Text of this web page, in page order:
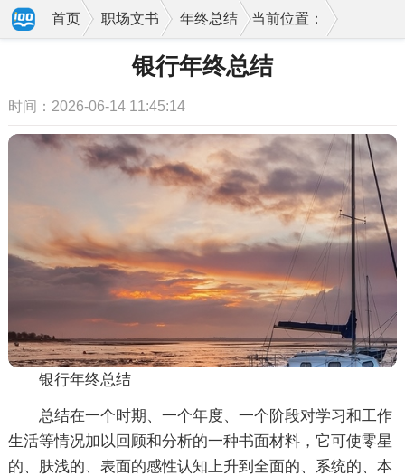
当前位置：
首页 职场文书 年终总结
银行年终总结
时间：2026-06-14 11:45:14
银行年终总结
总结在一个时期、一个年度、一个阶段对学习和工作
生活等情况加以回顾和分析的一种书面材料，它可使零星
的、肤浅的、表面的感性认知上升到全面的、系统的、本